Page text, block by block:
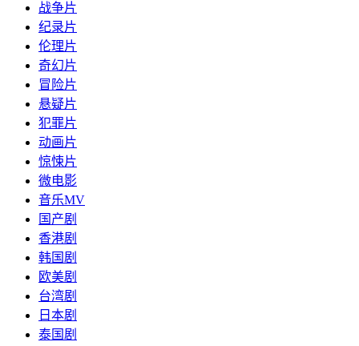
战争片
纪录片
伦理片
奇幻片
冒险片
悬疑片
犯罪片
动画片
惊悚片
微电影
音乐MV
国产剧
香港剧
韩国剧
欧美剧
台湾剧
日本剧
泰国剧